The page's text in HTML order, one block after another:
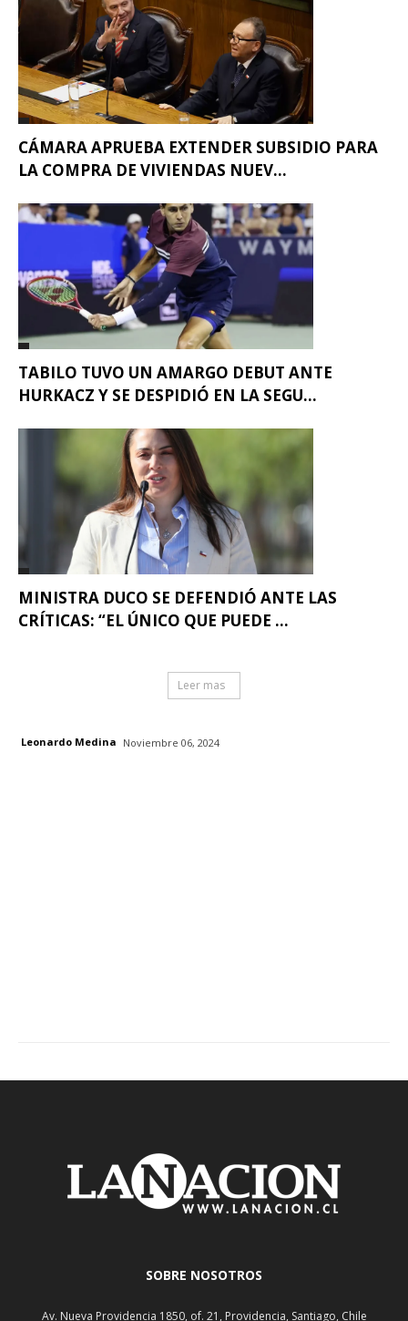
CÁMARA APRUEBA EXTENDER SUBSIDIO PARA
LA COMPRA DE VIVIENDAS NUEV...
TABILO TUVO UN AMARGO DEBUT ANTE
HURKACZ Y SE DESPIDIÓ EN LA SEGU...
MINISTRA DUCO SE DEFENDIÓ ANTE LAS
CRÍTICAS: “EL ÚNICO QUE PUEDE ...
Leer mas
Leonardo Medina Noviembre 06, 2024
SOBRE NOSOTROS
Av. Nueva Providencia 1850, of. 21, Providencia, Santiago, Chile